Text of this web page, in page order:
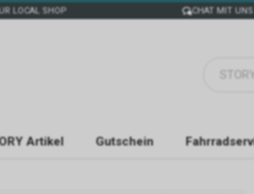
LOCAL SHOP CHAT MIT
Artikel Gutschein